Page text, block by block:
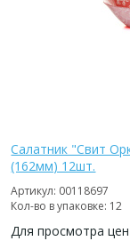
Салатник "Свит
(162мм) 12шт.
Артикул: 00118697
Кол-во в упаковке: 12
Для просмотра